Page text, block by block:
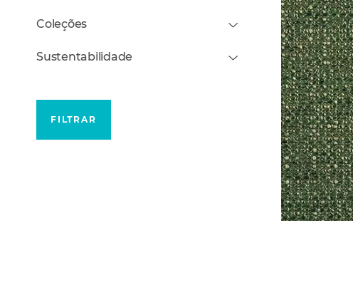
Coleções
Sustentabilidade
FILTRAR